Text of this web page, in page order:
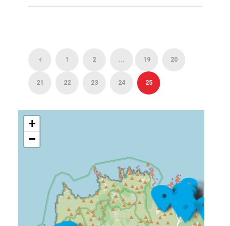
1 2 ... 19 20
21 22 23 24 25
+
−